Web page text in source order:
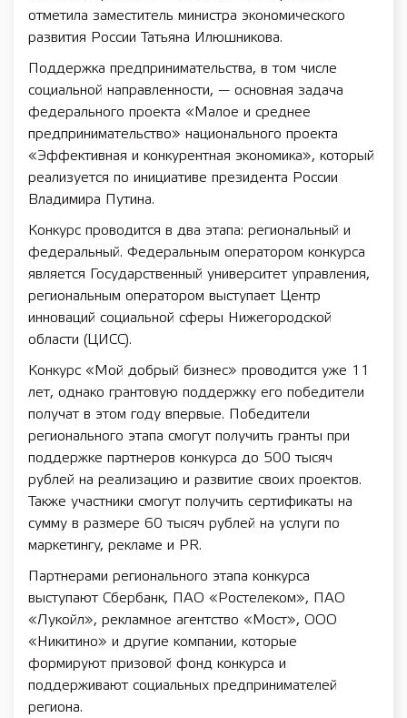
отметила заместитель министра экономического
развития России Татьяна Илюшникова.
Поддержка предпринимательства, в том числе
социальной направленности, — основная задача
федерального проекта «Малое и среднее
предпринимательство» национального проекта
«Эффективная и конкурентная экономика», который
реализуется по инициативе президента России
Владимира Путина.
Конкурс проводится в два этапа: региональный и
федеральный. Федеральным оператором конкурса
является Государственный университет управления,
региональным оператором выступает Центр
инноваций социальной сферы Нижегородской
области (ЦИСС).
Конкурс «Мой добрый бизнес» проводится уже 11
лет, однако грантовую поддержку его победители
получат в этом году впервые. Победители
регионального этапа смогут получить гранты при
поддержке партнеров конкурса до 500 тысяч
рублей на реализацию и развитие своих проектов.
Также участники смогут получить сертификаты на
сумму в размере 60 тысяч рублей на услуги по
маркетингу, рекламе и PR.
Партнерами регионального этапа конкурса
выступают Сбербанк, ПАО «Ростелеком», ПАО
«Лукойл», рекламное агентство «Мост», ООО
«Никитино» и другие компании, которые
формируют призовой фонд конкурса и
поддерживают социальных предпринимателей
региона.